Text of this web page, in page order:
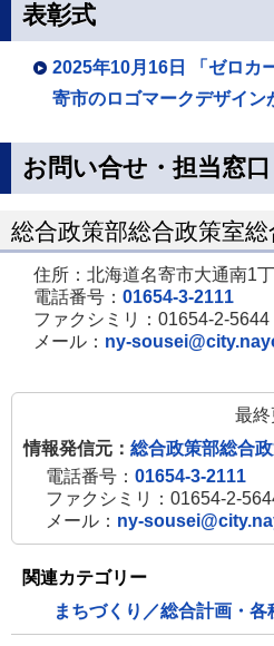
表彰式
2025年10月16日 「ゼロカ
寄市のロゴマークデザイン
お問い合せ・担当窓口
総合政策部総合政策室総
住所：北海道名寄市大通南1
電話番号： 01654-3-2111
ファクシミリ：01654-2-5644
メール： ny-
最終
情報発信元： 総合政策部総合
電話番号： 01654-3-2111
ファクシミリ：01654-2-
メール： ny-
関連カテゴリー
まちづくり／総合計画・各